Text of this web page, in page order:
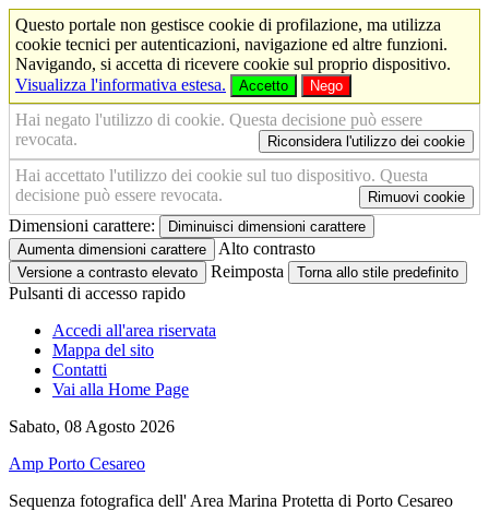
Questo portale non gestisce cookie di profilazione, ma utilizza
cookie tecnici per autenticazioni, navigazione ed altre funzioni.
Navigando, si accetta di ricevere cookie sul proprio dispositivo.
Visualizza l'informativa estesa.
Accetto Nego
Hai negato l'utilizzo di cookie. Questa decisione può essere
revocata.
Riconsidera l'utilizzo dei cookie
Hai accettato l'utilizzo dei cookie sul tuo dispositivo. Questa
decisione può essere revocata.
Rimuovi cookie
Dimensioni carattere:
Diminuisci dimensioni carattere
Aumenta dimensioni carattere
Alto contrasto
Versione a contrasto elevato Reimposta Torna allo stile predefinito
Pulsanti di accesso rapido
Accedi all'area riservata
Mappa del sito
Contatti
Vai alla Home Page
Sabato, 08 Agosto 2026
Amp Porto Cesareo
Sequenza fotografica dell' Area Marina Protetta di Porto Cesareo